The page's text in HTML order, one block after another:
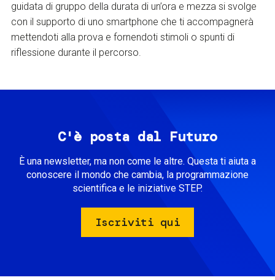
guidata di gruppo della durata di un’ora e mezza si svolge
con il supporto di uno smartphone che ti accompagnerà
mettendoti alla prova e fornendoti stimoli o spunti di
riflessione durante il percorso.
C'è posta dal Futuro
È una newsletter, ma non come le altre. Questa ti aiuta a
conoscere il mondo che cambia, la programmazione
scientifica e le iniziative STEP.
Iscriviti qui